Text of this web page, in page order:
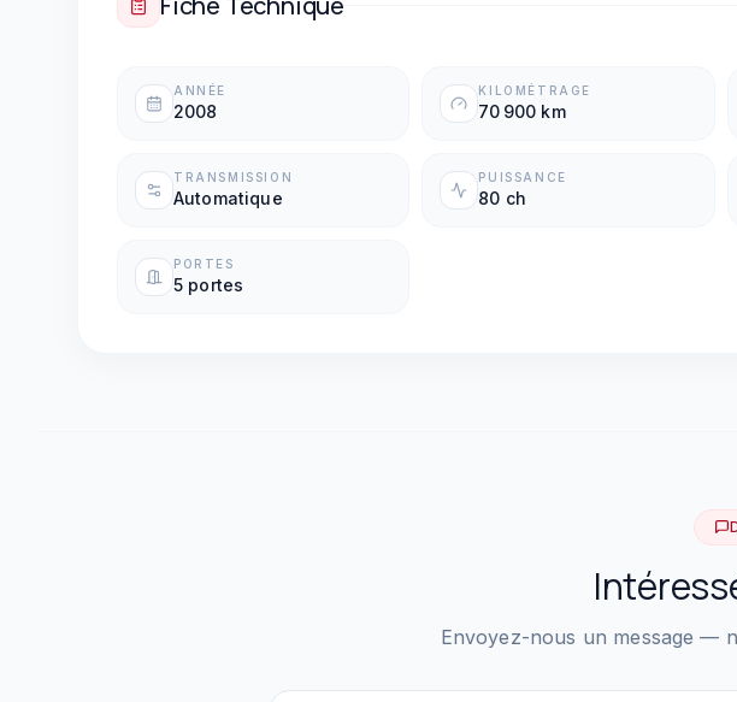
ANNÉE
2008
KILOMÉTRAGE
70 900 km
TRANSMISSION
Automatique
PUISSANCE
80 ch
PORTES
5 portes
Envoyez-nous un message —